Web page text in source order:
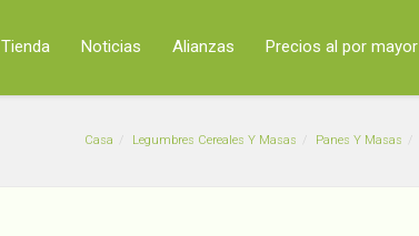
Tienda Noticias Alianzas Precios al por mayor
Casa Legumbres Cereales Y Masas Panes Y Masas